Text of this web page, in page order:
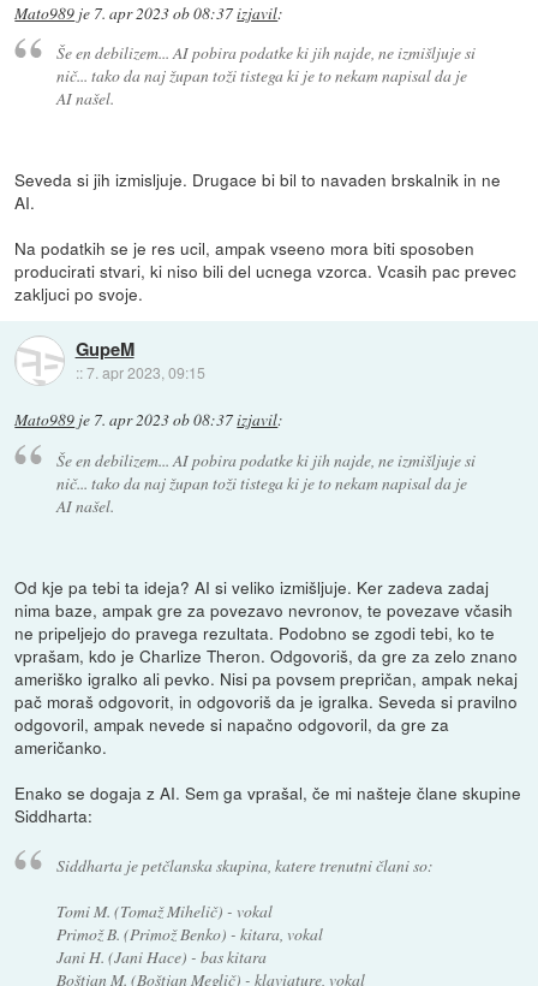
Mato989 je 7. apr 2023 ob 08:37izjavil:
Še en debilizem... AI pobira podatke ki jih najde, ne izmišljuje si
nič... tako da naj župan toži tistega ki je to nekam napisal da je
AI našel.
Seveda si jih izmisljuje. Drugace bi bil to navaden brskalnik in ne
AI.
Na podatkih se je res ucil, ampak vseeno mora biti sposoben
producirati stvari, ki niso bili del ucnega vzorca. Vcasih pac prevec
zakljuci po svoje.
GupeM
::7. apr 2023, 09:15
Mato989 je 7. apr 2023 ob 08:37izjavil:
Še en debilizem... AI pobira podatke ki jih najde, ne izmišljuje si
nič... tako da naj župan toži tistega ki je to nekam napisal da je
AI našel.
Od kje pa tebi ta ideja? AI si veliko izmišljuje. Ker zadeva zadaj
nima baze, ampak gre za povezavo nevronov, te povezave včasih
ne pripeljejo do pravega rezultata. Podobno se zgodi tebi, ko te
vprašam, kdo je Charlize Theron. Odgovoriš, da gre za zelo znano
ameriško igralko ali pevko. Nisi pa povsem prepričan, ampak nekaj
pač moraš odgovorit, in odgovoriš da je igralka. Seveda si pravilno
odgovoril, ampak nevede si napačno odgovoril, da gre za
američanko.
Enako se dogaja z AI. Sem ga vprašal, če mi našteje člane skupine
Siddharta:
Siddharta je petčlanska skupina, katere trenutni člani so:
Tomi M. (Tomaž Mihelič) - vokal
Primož B. (Primož Benko) - kitara, vokal
Jani H. (Jani Hace) - bas kitara
Boštjan M. (Boštjan Meglič) - klaviature, vokal